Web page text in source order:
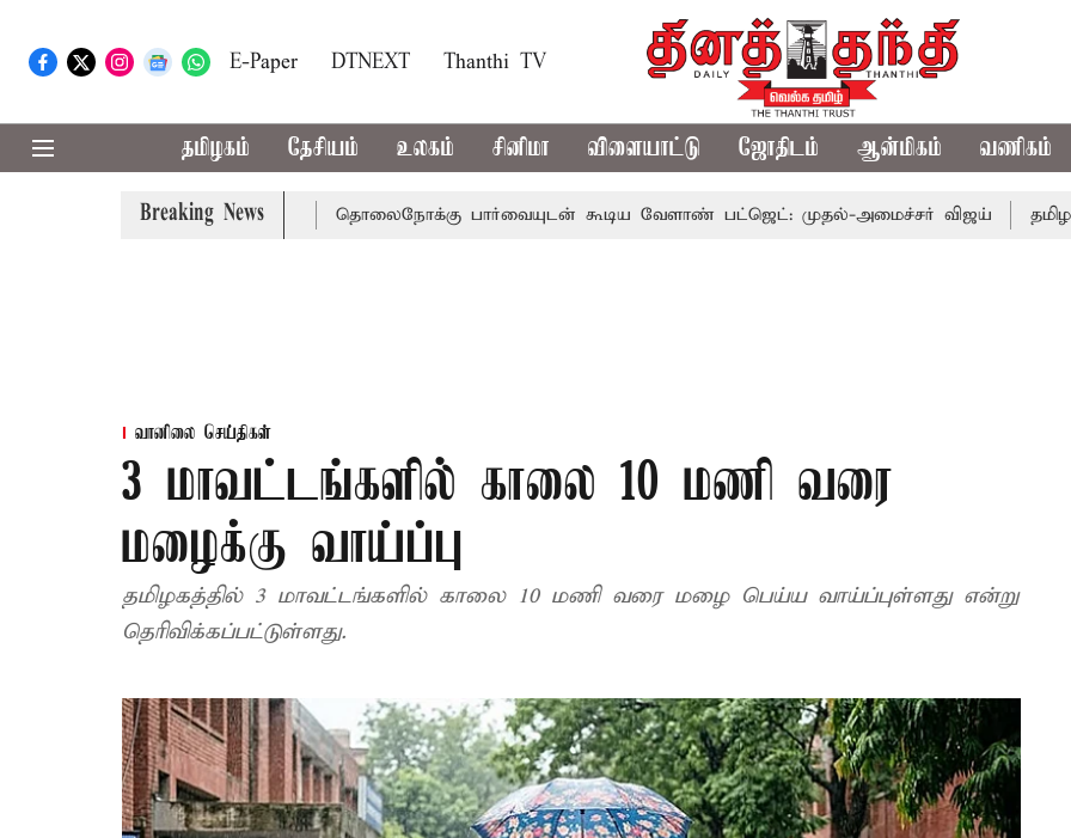
E-Paper DTNEXT Thanthi TV
தமிழகம் தேசியம் உலகம் சினிமா விளையாட்டு ஜோதிடம் ஆன்மிகம் வணிகம்
Breaking News
பிடிவாராண்ட் தொலைநோக்கு பார்வையுடன் கூடிய வேளாண் பட்ஜெட்: முதல்-அமைச்சர் விஜய் தமிழக
வானிலை செய்திகள்
3 மாவட்டங்களில் காலை 10 மணி வரை
மழைக்கு வாய்ப்பு
தமிழகத்தில் 3 மாவட்டங்களில் காலை 10 மணி வரை மழை பெய்ய வாய்ப்புள்ளது என்று
தெரிவிக்கப்பட்டுள்ளது.